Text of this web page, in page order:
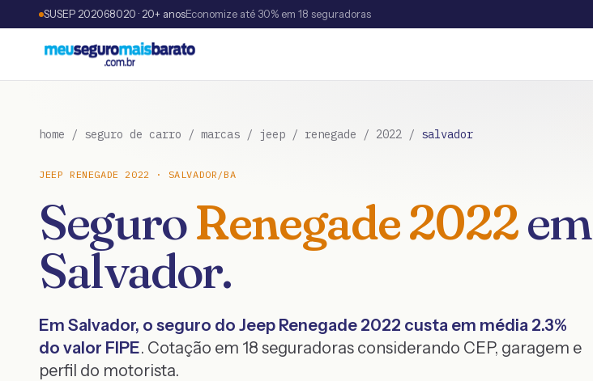
SUSEP 202068020 · 20+ anosEconomize até 30% em 18 seguradoras
home / seguro de carro / marcas / jeep / renegade / 2022 / salvador
JEEP RENEGADE 2022 · SALVADOR /BA
SeguroRenegade2022em
Salvador.
Em Salvador, o seguro do Jeep Renegade 2022 custa em média 2.3%
do valor FIPE. Cotação em 18 seguradoras considerando CEP, garagem e
perfil do motorista.